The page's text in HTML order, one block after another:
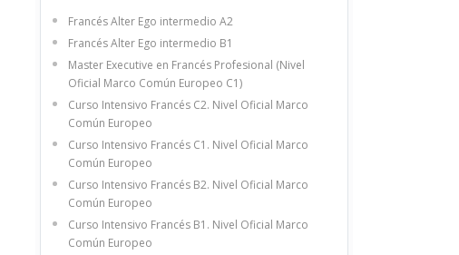
Francés Alter Ego intermedio A2
Francés Alter Ego intermedio B1
Master Executive en Francés Profesional (Nivel
Oficial Marco Común Europeo C1)
Curso Intensivo Francés C2. Nivel Oficial Marco
Común Europeo
Curso Intensivo Francés C1. Nivel Oficial Marco
Común Europeo
Curso Intensivo Francés B2. Nivel Oficial Marco
Común Europeo
Curso Intensivo Francés B1. Nivel Oficial Marco
Común Europeo